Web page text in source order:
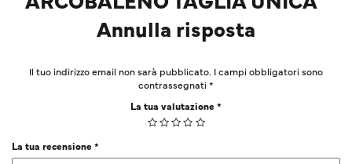
Annulla risposta
Il tuo indirizzo email non sarà pubblicato. I campi obbligatori sono
contrassegnati*
La tua valutazione*
La tua recensione*